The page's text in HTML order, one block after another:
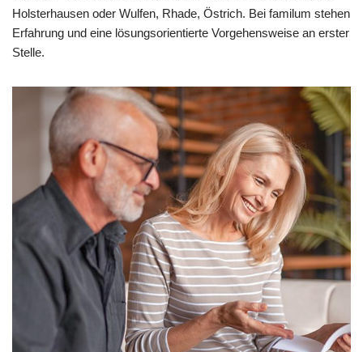
Holsterhausen oder Wulfen, Rhade, Östrich. Bei familum stehen
Erfahrung und eine lösungsorientierte Vorgehensweise an erster
Stelle.